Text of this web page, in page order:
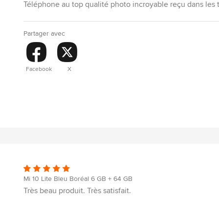
Téléphone au top qualité photo incroyable reçu dans les
Partager avec
Facebook X
Mi 10 Lite Bleu Boréal 6 GB + 64 GB
Très beau produit. Très satisfait.